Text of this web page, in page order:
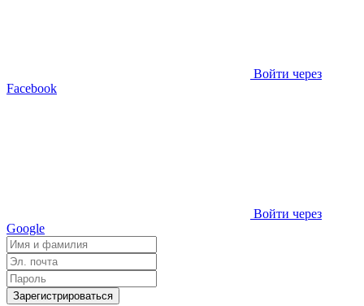
Войти через
Facebook
Войти через
Google
Зарегистрироваться